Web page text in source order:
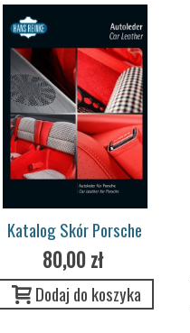
Katalog Skór Porsche
80,00 zł
Dodaj do koszyka